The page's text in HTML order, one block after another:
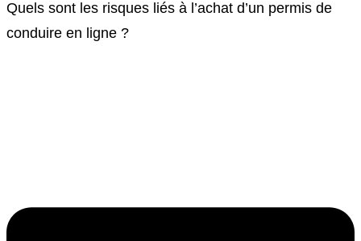
Quels sont les risques liés à l’achat d’un permis de
conduire en ligne ?